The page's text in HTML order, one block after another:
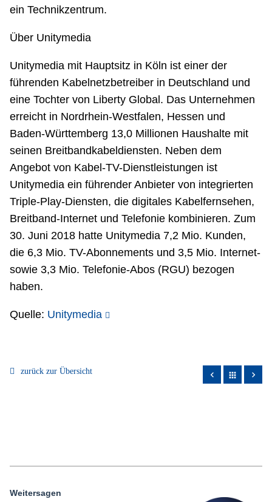
ein Technikzentrum.
Über Unitymedia
Unitymedia mit Hauptsitz in Köln ist einer der
führenden Kabelnetzbetreiber in Deutschland und
eine Tochter von Liberty Global. Das Unternehmen
erreicht in Nordrhein-Westfalen, Hessen und
Baden-Württemberg 13,0 Millionen Haushalte mit
seinen Breitbandkabeldiensten. Neben dem
Angebot von Kabel-TV-Dienstleistungen ist
Unitymedia ein führender Anbieter von integrierten
Triple-Play-Diensten, die digitales Kabelfernsehen,
Breitband-Internet und Telefonie kombinieren. Zum
30. Juni 2018 hatte Unitymedia 7,2 Mio. Kunden,
die 6,3 Mio. TV-Abonnements und 3,5 Mio. Internet-
sowie 3,3 Mio. Telefonie-Abos (RGU) bezogen
haben.
Quelle: Unitymedia
zurück zur Übersicht apps
Weitersagen